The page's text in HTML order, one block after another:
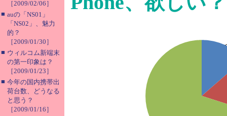
［2009/02/06］
■ auの「NS01」
「NS02」、魅力
的？
［2009/01/30］
■ ウィルコム新端末
の第一印象は？
［2009/01/23］
■ 今年の国内携帯出
荷台数、どうなる
と思う？
［2009/01/16］